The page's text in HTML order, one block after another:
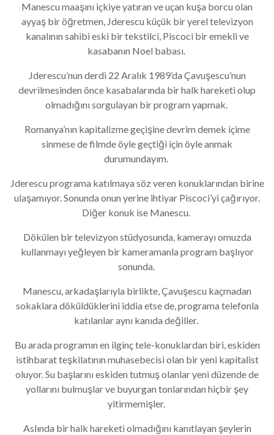
Manescu maaşını içkiye yatıran ve uçan kuşa borcu olan
ayyaş bir öğretmen, Jderescu küçük bir yerel televizyon
kanalının sahibi eski bir tekstilci, Piscoci bir emekli ve
kasabanın Noel babası.
Jderescu’nun derdi 22 Aralık 1989’da Çavuşescu’nun
devrilmesinden önce kasabalarında bir halk hareketi olup
olmadığını sorgulayan bir program yapmak.
Romanya’nın kapitalizme geçişine devrim demek içime
sinmese de filmde öyle geçtiği için öyle anmak
durumundayım.
Jderescu programa katılmaya söz veren konuklarından birine
ulaşamıyor. Sonunda onun yerine ihtiyar Piscoci’yi çağırıyor.
Diğer konuk ise Manescu.
Dökülen bir televizyon stüdyosunda, kamerayı omuzda
kullanmayı yeğleyen bir kameramanla program başlıyor
sonunda.
Manescu, arkadaşlarıyla birlikte, Çavuşescu kaçmadan
sokaklara döküldüklerini iddia etse de, programa telefonla
katılanlar aynı kanıda değiller.
Bu arada programın en ilginç tele-konuklardan biri, eskiden
istihbarat teşkilatının muhasebecisi olan bir yeni kapitalist
oluyor. Su başlarını eskiden tutmuş olanlar yeni düzende de
yollarını bulmuşlar ve buyurgan tonlarından hiçbir şey
yitirmemişler.
Aslında bir halk hareketi olmadığını kanıtlayan şeylerin